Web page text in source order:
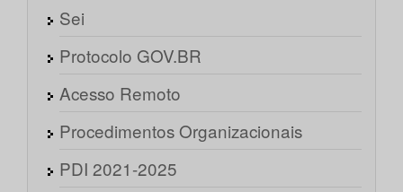
Sei
Protocolo GOV.BR
Acesso Remoto
Procedimentos Organizacionais
PDI 2021-2025